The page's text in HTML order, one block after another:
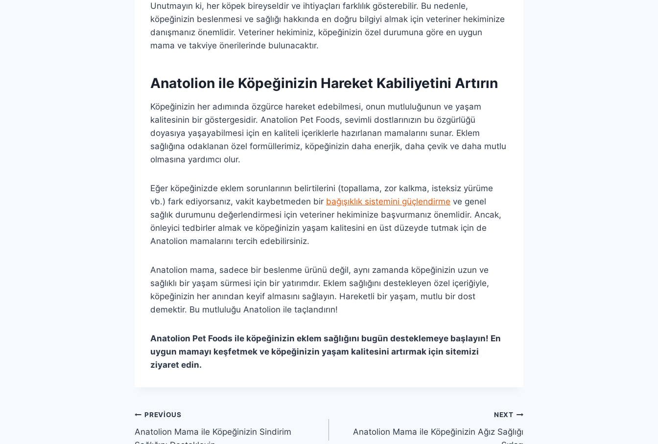
Unutmayın ki, her köpek bireyseldir ve ihtiyaçları farklılık gösterebilir. Bu nedenle,
köpeğinizin beslenmesi ve sağlığı hakkında en doğru bilgiyi almak için veteriner hekiminize
danışmanız önemlidir. Veteriner hekiminiz, köpeğinizin özel durumuna göre en uygun
mama ve takviye önerilerinde bulunacaktır.
Anatolion ile Köpeğinizin Hareket Kabiliyetini Artırın
Köpeğinizin her adımında özgürce hareket edebilmesi, onun mutluluğunun ve yaşam
kalitesinin bir göstergesidir. Anatolion Pet Foods, sevimli dostlarınızın bu özgürlüğü
doyasıya yaşayabilmesi için en kaliteli içeriklerle hazırlanan mamalarını sunar. Eklem
sağlığına odaklanan özel formüllerimiz, köpeğinizin daha enerjik, daha çevik ve daha mutlu
olmasına yardımcı olur.
Eğer köpeğinizde eklem sorunlarının belirtilerini (topallama, zor kalkma, isteksiz yürüme
vb.) fark ediyorsanız, vakit kaybetmeden bir bağışıklık sistemini güçlendirme ve genel
sağlık durumunu değerlendirmesi için veteriner hekiminize başvurmanız önemlidir. Ancak,
önleyici tedbirler almak ve köpeğinizin yaşam kalitesini en üst düzeyde tutmak için de
Anatolion mamalarını tercih edebilirsiniz.
Anatolion mama, sadece bir beslenme ürünü değil, aynı zamanda köpeğinizin uzun ve
sağlıklı bir yaşam sürmesi için bir yatırımdır. Eklem sağlığını destekleyen özel içeriğiyle,
köpeğinizin her anından keyif almasını sağlayın. Hareketli bir yaşam, mutlu bir dost
demektir. Bu mutluluğu Anatolion ile taçlandırın!
Anatolion Pet Foods ile köpeğinizin eklem sağlığını bugün desteklemeye başlayın! En
uygun mamayı keşfetmek ve köpeğinizin yaşam kalitesini artırmak için sitemizi
ziyaret edin.
Yazı
gezinmesi
PREVIOUS
Anatolion Mama ile Köpeğinizin Sindirim
NEXT
Anatolion Mama ile Köpeğinizin Ağız Sağlığı